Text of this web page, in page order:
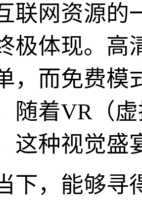
联网资源的
极体现。高
，而免费模
随着VR（
这种视觉盛
下，能够寻